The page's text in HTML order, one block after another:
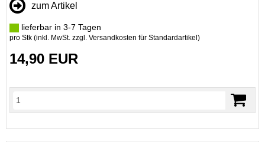
zum Artikel
lieferbar in 3-7 Tagen
pro Stk (inkl. MwSt. zzgl. Versandkosten für Standardartikel )
14,90 EUR